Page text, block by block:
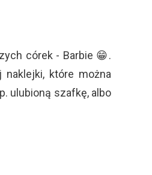
córek - Barbie 😁.
które można
ulubioną szafkę, albo